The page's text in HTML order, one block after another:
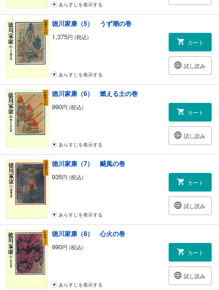
あらすじを表示する
徳川家康（5） うず潮の巻
1,375円 (税込)
カート
試し読み
あらすじを表示する
徳川家康（6） 燃える土の巻
990円 (税込)
カート
試し読み
あらすじを表示する
徳川家康（7） 颶風の巻
935円 (税込)
カート
試し読み
あらすじを表示する
徳川家康（8） 心火の巻
990円 (税込)
カート
試し読み
あらすじを表示する